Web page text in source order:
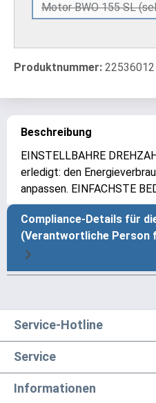
Motor BWO 155 SL
Produktnummer: 22536012
Beschreibung
EINSTELLBAHRE
erledigt: den
anpassen. EINFACHSTE
Compliance-Details für
(Verantwortliche Person
Service-Hotline
Service
Informationen